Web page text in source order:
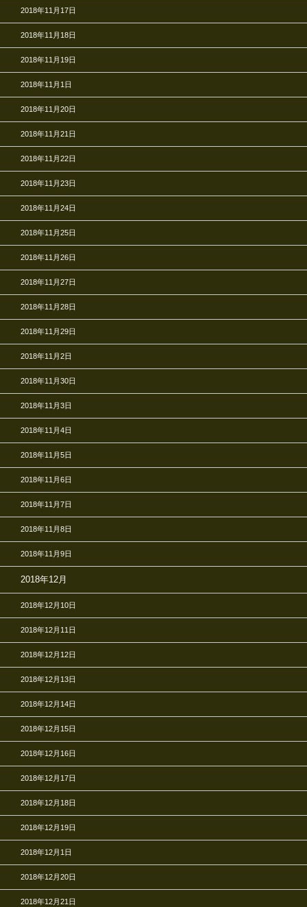
2018年11月17日
2018年11月18日
2018年11月19日
2018年11月1日
2018年11月20日
2018年11月21日
2018年11月22日
2018年11月23日
2018年11月24日
2018年11月25日
2018年11月26日
2018年11月27日
2018年11月28日
2018年11月29日
2018年11月2日
2018年11月30日
2018年11月3日
2018年11月4日
2018年11月5日
2018年11月6日
2018年11月7日
2018年11月8日
2018年11月9日
2018年12月
2018年12月10日
2018年12月11日
2018年12月12日
2018年12月13日
2018年12月14日
2018年12月15日
2018年12月16日
2018年12月17日
2018年12月18日
2018年12月19日
2018年12月1日
2018年12月20日
2018年12月21日